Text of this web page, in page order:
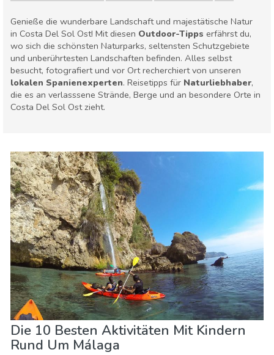
Genieße die wunderbare Landschaft und majestätische Natur
in Costa Del Sol Ost! Mit diesen Outdoor-Tipps erfährst du,
wo sich die schönsten Naturparks, seltensten Schutzgebiete
und unberührtesten Landschaften befinden. Alles selbst
besucht, fotografiert und vor Ort recherchiert von unseren
lokalen Spanienexperten. Reisetipps für Naturliebhaber,
die es an verlasssene Strände, Berge und an besondere Orte in
Costa Del Sol Ost zieht.
Essen & Restaurants
Familienspaß
Lokale Veranstaltungen
Museen & Kunst
Nachtleben & Bars
Natur & Freizeit
Sport & Abenteuer
Strände
Die 10 Besten Aktivitäten Mit Kindern
Rund Um Málaga